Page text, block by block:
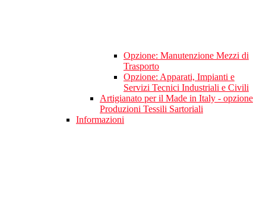
Opzione: Manutenzione Mezzi di
Trasporto
Opzione: Apparati, Impianti e
Servizi Tecnici Industriali e Civili
Artigianato per il Made in Italy - opzione
Produzioni Tessili Sartoriali
Informazioni